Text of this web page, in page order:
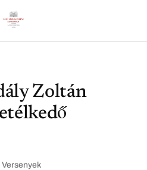
Zoltán
Versenyek